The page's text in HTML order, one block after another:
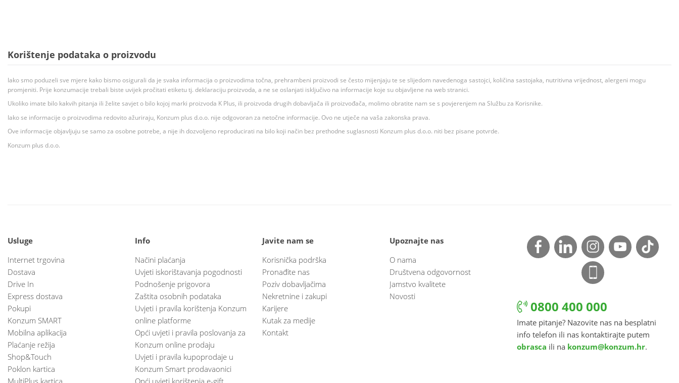
Korištenje podataka o proizvodu
Iako smo poduzeli sve mjere kako bismo osigurali da je svaka informacija o proizvodima točna, prehrambeni proizvodi se često mijenjaju te se slijedom navedenoga sastojci, količina sastojaka, nutritivna vrijednost, alergeni mogu
promjeniti. Prije konzumacije trebali biste uvijek pročitati etiketu tj. deklaraciju proizvoda, a ne se oslanjati isključivo na informacije koje su objavljene na web stranici.
Ukoliko imate bilo kakvih pitanja ili želite savjet o bilo kojoj marki proizvoda K Plus, ili proizvoda drugih dobavljača ili proizvođača, molimo obratite nam se s povjerenjem na Službu za Korisnike.
Iako se informacije o proizvodima redovito ažuriraju, Konzum plus d.o.o. nije odgovoran za netočne informacije. Ovo ne utječe na vaša zakonska prava.
Ove informacije objavljuju se samo za osobne potrebe, a nije ih dozvoljeno reproducirati na bilo koji način bez prethodne suglasnosti Konzum plus d.o.o. niti bez pisane potvrde.
Konzum plus d.o.o.
Usluge
Internet trgovina
Dostava
Drive In
Express dostava
Pokupi
Konzum SMART
Mobilna aplikacija
Plaćanje režija
Shop&Touch
Poklon kartica
MultiPlus kartica
Info
Načini plaćanja
Uvjeti iskorištavanja pogodnosti
Podnošenje prigovora
Zaštita osobnih podataka
Uvjeti i pravila korištenja Konzum
online platforme
Opći uvjeti i pravila poslovanja za
Konzum online prodaju
Uvjeti i pravila kupoprodaje u
Konzum Smart prodavaonici
Opći uvjeti korištenja e-gift
Javite nam se
Korisnička podrška
Pronađite nas
Poziv dobavljačima
Nekretnine i zakupi
Karijere
Kutak za medije
Kontakt
Upoznajte nas
O nama
Društvena odgovornost
Jamstvo kvalitete
Novosti
0800 400 000
Imate pitanje? Nazovite nas na besplatni
info telefon ili nas kontaktirajte putem
obrasca ili na konzum@konzum.hr.